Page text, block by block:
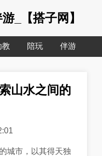
_【搭子网】
教 陪玩 伴游
山水之间的
城市，以其得天独